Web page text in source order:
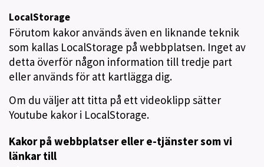
LocalStorage
Förutom kakor används även en liknande teknik
som kallas LocalStorage på webbplatsen. Inget av
detta överför någon information till tredje part
eller används för att kartlägga dig.
Om du väljer att titta på ett videoklipp sätter
Youtube kakor i LocalStorage.
Kakor på webbplatser eller e-tjänster som vi
länkar till